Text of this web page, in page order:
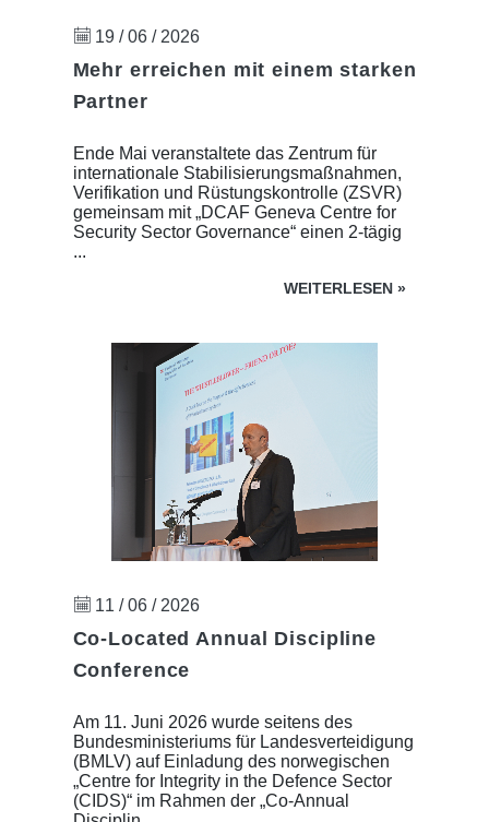
19 / 06 / 2026
Mehr erreichen mit einem starken
Partner
Ende Mai veranstaltete das Zentrum für
internationale Stabilisierungsmaßnahmen,
Verifikation und Rüstungskontrolle (ZSVR)
gemeinsam mit „DCAF Geneva Centre for
Security Sector Governance“ einen 2-tägig
...
WEITERLESEN »
11 / 06 / 2026
Co-Located Annual Discipline
Conference
Am 11. Juni 2026 wurde seitens des
Bundesministeriums für Landesverteidigung
(BMLV) auf Einladung des norwegischen
„Centre for Integrity in the Defence Sector
(CIDS)“ im Rahmen der „Co-Annual